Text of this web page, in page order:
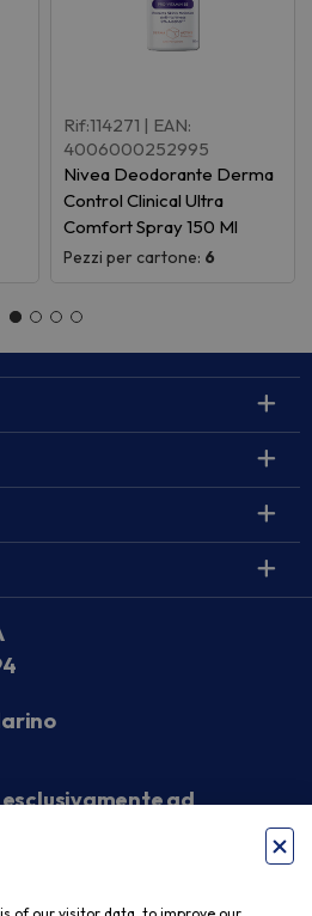
Rif:114271 | EAN:
4006000252995
Nivea Deodorante Derma
Control Clinical Ultra
Comfort Spray 150 Ml
Pezzi per cartone: 6
ad